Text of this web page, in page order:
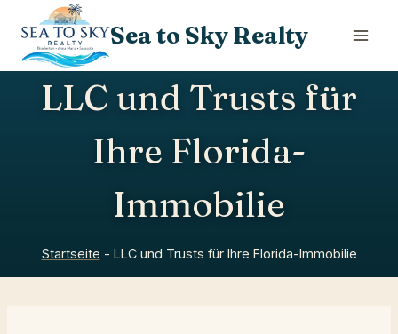
content
Sea to Sky Realty
LLC und Trusts für
Ihre Florida-
Immobilie
Startseite - LLC und Trusts für Ihre Florida-Immobilie